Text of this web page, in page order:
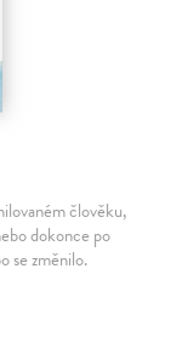
člověku,
dokonce po
se změnilo.